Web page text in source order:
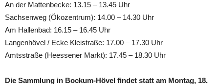
An der Mattenbecke: 13.15 – 13.45 Uhr
Sachsenweg (Ökozentrum): 14.00 – 14.30 Uhr
Am Hallenbad: 16.15 – 16.45 Uhr
Langenhövel / Ecke Kleistraße: 17.00 – 17.30 Uhr
Amtsstraße (Heessener Markt): 17.45 – 18.30 Uhr
Die Sammlung in Bockum-Hövel findet statt am Montag, 18.